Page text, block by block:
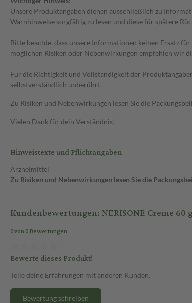
Unsere Produktangaben dienen ausschließlich zu
Warnhinweise sorgfältig zu lesen und diese für spätere
Bitte beachte, dass unsere Informationen keinen Ersatz
möglichen Risiken oder Nebenwirkungen empfehlen wir
Für die Richtigkeit und Vollständigkeit der
selbstverständlich unberührt.
Zu Risiken und Nebenwirkungen lesen Sie die
Vielen Dank für dein Verständnis!
Hinweistexte und Pflichtangaben
Arzneimittel
Zu Risiken und Nebenwirkungen lesen Sie die
Kundenbewertungen: NERISONE Creme 60
0 von 0 Bewertungen
Bewerte dieses Produkt!
Teile deine Erfahrungen mit anderen Kunden.
Bewertung schreiben